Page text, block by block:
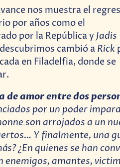
nos muestra el
por años como el
por la República y Jadis
descubrimos cambió a Rick
en Filadelfia, donde se
de amor entre dos
por un poder
son arrojados a un
Y finalmente, una
¿En quienes se han
enemigos, amantes,